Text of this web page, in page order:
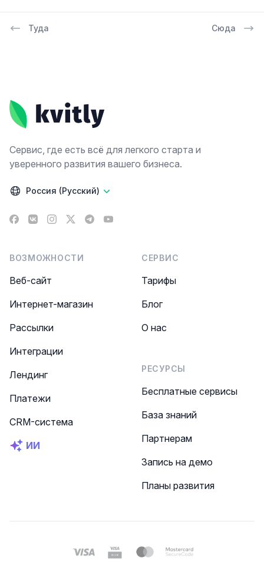
Туда Cюда
Сервис, где есть всё для легкого старта и
уверенного развития вашего бизнеса.
Россия (Русский)
Facebook
VK Instagram
X TelegramYouTube
ВОЗМОЖНОСТИ
Веб-сайт
Интернет-магазин
Рассылки
Интеграции
Лендинг
Платежи
CRM-система
ИИ
СЕРВИС
Тарифы
Блог
О нас
РЕСУРСЫ
Бесплатные сервисы
База знаний
Партнерам
Запись на демо
Планы развития